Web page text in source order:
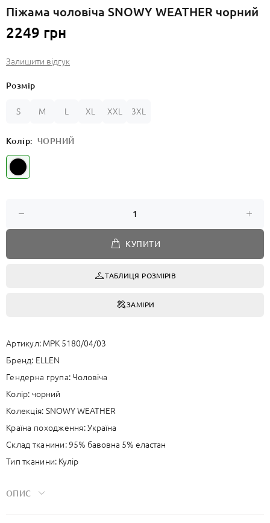
Піжама чоловіча SNOWY WEATHER чорний
2249 грн
Залишити відгук
Розмір
S M L XL XXL 3XL
Колір: ЧОРНИЙ
КУПИТИ
ТАБЛИЦЯ РОЗМІРІВ
ЗАМIРИ
Артикул: MPK 5180/04/03
Бренд: ELLEN
Гендерна група: Чоловіча
Колір: чорний
Колекція: SNOWY WEATHER
Країна походження:Україна
Склад тканини:95% бавовна 5% еластан
Тип тканини: Кулір
ОПИС